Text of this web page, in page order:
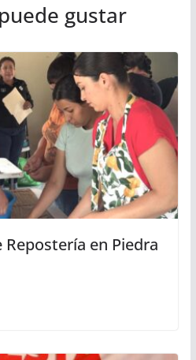
gustar
Repostería en Piedra